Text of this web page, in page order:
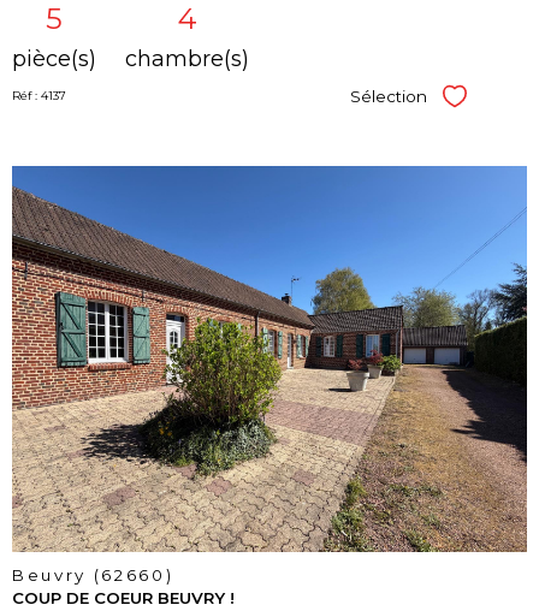
5
pièce(s)
4
chambre(s)
Réf : 4137 Sélection Sélectionner
voir le
bien
Beuvry (62660)
COUP DE COEUR BEUVRY !